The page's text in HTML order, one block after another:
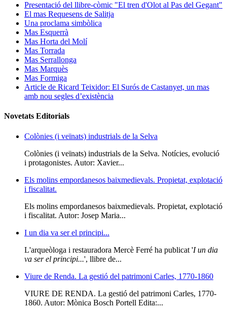
Presentació del llibre-còmic "El tren d'Olot al Pas del Gegant"
El mas Requesens de Salitja
Una proclama simbòlica
Mas Esquerrà
Mas Horta del Molí
Mas Torrada
Mas Serrallonga
Mas Marquès
Mas Formiga
Article de Ricard Teixidor: El Surós de Castanyet, un mas
amb nou segles d’existència
Novetats Editorials
Colònies (i veïnats) industrials de la Selva
Colònies (i veïnats) industrials de la Selva. Notícies, evolució
i protagonistes. Autor: Xavier...
Els molins empordanesos baixmedievals. Propietat, explotació
i fiscalitat.
Els molins empordanesos baixmedievals. Propietat, explotació
i fiscalitat. Autor: Josep Maria...
I un dia va ser el principi...
L'arqueòloga i restauradora Mercè Ferré ha publicat 'I un dia
va ser el principi...', llibre de...
Viure de Renda. La gestió del patrimoni Carles, 1770-1860
VIURE DE RENDA. La gestió del patrimoni Carles, 1770-
1860. Autor: Mònica Bosch Portell Edita:...